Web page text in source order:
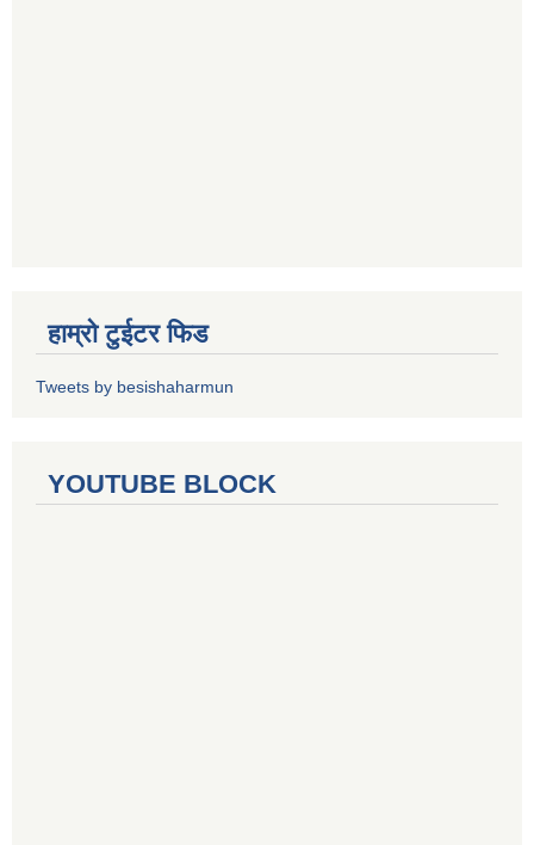
हाम्रो टुईटर फिड
Tweets by besishaharmun
YOUTUBE BLOCK